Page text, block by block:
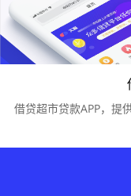
借贷超市贷款APP，提